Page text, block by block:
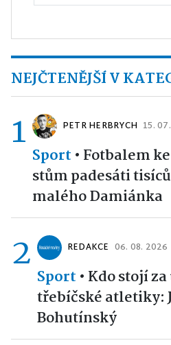
NEJČTENĚJŠÍ V
1 PETR HERBRYCH 15.
Sport • Fotbalem
stům padesáti
malého Damiánka
2 REDAKCE 06. 08. 2026
Sport • Kdo stojí
třebíčské atletiky:
Bohutínský